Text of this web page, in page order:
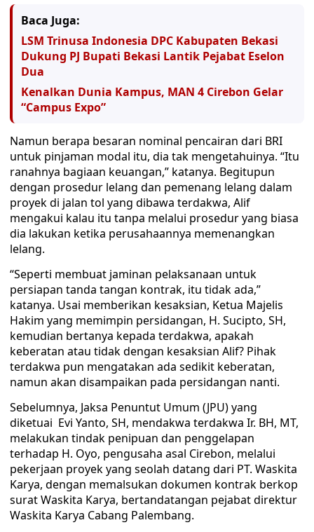
Baca Juga:
LSM Trinusa Indonesia DPC Kabupaten Bekasi
Dukung PJ Bupati Bekasi Lantik Pejabat Eselon
Dua
Kenalkan Dunia Kampus, MAN 4 Cirebon Gelar
“Campus Expo”
Namun berapa besaran nominal pencairan dari BRI
untuk pinjaman modal itu, dia tak mengetahuinya. “Itu
ranahnya bagiaan keuangan,” katanya. Begitupun
dengan prosedur lelang dan pemenang lelang dalam
proyek di jalan tol yang dibawa terdakwa, Alif
mengakui kalau itu tanpa melalui prosedur yang biasa
dia lakukan ketika perusahaannya memenangkan
lelang.
“Seperti membuat jaminan pelaksanaan untuk
persiapan tanda tangan kontrak, itu tidak ada,”
katanya. Usai memberikan kesaksian, Ketua Majelis
Hakim yang memimpin persidangan, H. Sucipto, SH,
kemudian bertanya kepada terdakwa, apakah
keberatan atau tidak dengan kesaksian Alif? Pihak
terdakwa pun mengatakan ada sedikit keberatan,
namun akan disampaikan pada persidangan nanti.
Sebelumnya, Jaksa Penuntut Umum (JPU) yang
diketuai Evi Yanto, SH, mendakwa terdakwa Ir. BH, MT,
melakukan tindak penipuan dan penggelapan
terhadap H. Oyo, pengusaha asal Cirebon, melalui
pekerjaan proyek yang seolah datang dari PT. Waskita
Karya, dengan memalsukan dokumen kontrak berkop
surat Waskita Karya, bertandatangan pejabat direktur
Waskita Karya Cabang Palembang.